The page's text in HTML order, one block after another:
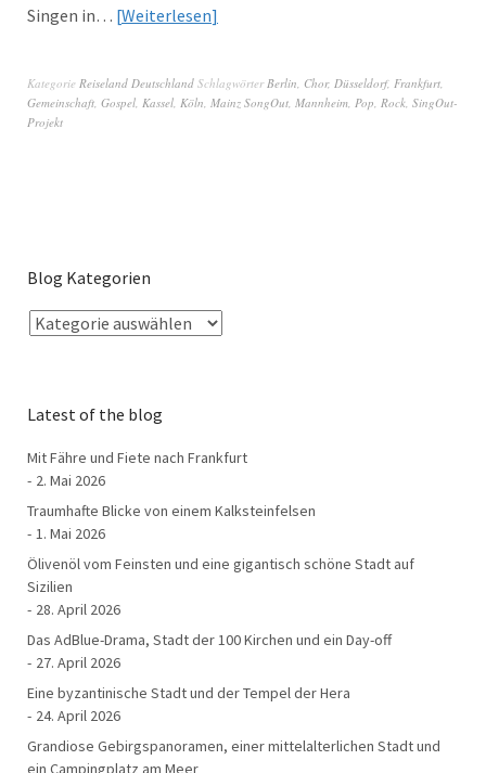
Singen in… Weiterlesen
Kategorie Reiseland Deutschland Schlagwörter Berlin Chor, Düsseldorf, Frankfurt
Gemeinschaft Gospel Kassel Köln Mainz SongOut Mannheim Pop Rock SingOut-
Projekt
Blog Kategorien
Latest of the blog
Mit Fähre und Fiete nach Frankfurt
2. Mai 2026
Traumhafte Blicke von einem Kalksteinfelsen
1. Mai 2026
Ölivenöl vom Feinsten und eine gigantisch schöne Stadt auf
Sizilien
28. April 2026
Das AdBlue-Drama, Stadt der 100 Kirchen und ein Day-off
27. April 2026
Eine byzantinische Stadt und der Tempel der Hera
24. April 2026
Grandiose Gebirgspanoramen, einer mittelalterlichen Stadt und
ein Campingplatz am Meer